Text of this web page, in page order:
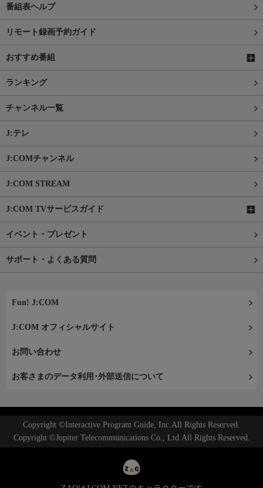
番組表ヘルプ
リモート録画予約ガイド
おすすめ番組
ランキング
チャンネル一覧
J:テレ
J:COMチャンネル
J:COM STREAM
J:COM TVサービスガイド
イベント・プレゼント
サポート・よくある質問
Fun! J:COM
J:COM オフィシャルサイト
お問い合わせ
お客さまのデータ利用･外部送信について
Copyright ©Interactive Program Guide, Inc.All Rights Reserved.
Copyright ©Jupiter Telecommunications Co., Ltd.All Rights Reserved.